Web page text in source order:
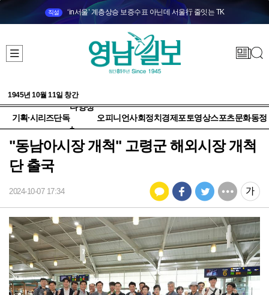
직설 ‘in서울’ 계층상승 보증수표 아닌데 서울行 줄잇는 TK
1945년 10월 11일 창간
기획·시리즈단독
다양성
+
오피니언사회정치 경제 포토영상스포츠문화동정
"동남아시장 개척" 고령군 해외시장 개척
단 출국
2024-10-07 17:34